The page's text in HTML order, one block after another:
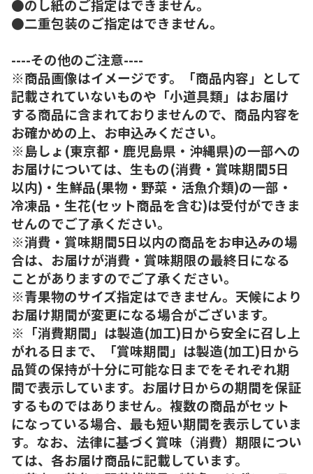
●のし紙のご指定はできません。
●二重包装のご指定はできません。
----その他のご注意----
※商品画像はイメージです。「商品内容」として
記載されていないものや「小道具類」はお届け
する商品に含まれておりませんので、商品内容を
お確かめの上、お申込みください。
※島しょ(東京都・鹿児島県・沖縄県)の一部への
お届けについては、生もの(消費・賞味期間5日
以内)・生鮮品(果物・野菜・活魚介類)の一部・
冷凍品・生花(セット商品を含む)は受付ができま
せんのでご了承ください。
※消費・賞味期間5日以内の商品をお申込みの場
合は、お届けが消費・賞味期限の最終日になる
ことがありますのでご了承ください。
※青果物のサイズ指定はできません。天候により
お届け期間が変更になる場合がございます。
※「消費期間」は製造(加工)日から安全に召し上
がれる日まで、「賞味期間」は製造(加工)日から
品質の保持が十分に可能な日までをそれぞれ期
間で表示しています。お届け日からの期間を保証
するものではありません。複数の商品がセット
になっている場合、最も短い期間を表示していま
す。なお、法律に基づく賞味（消費）期限につい
ては、各お届け商品に記載しています。